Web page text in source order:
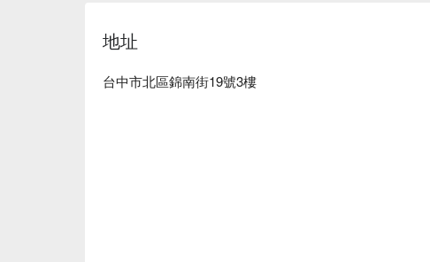
地址
台中市北區錦南街19號3樓